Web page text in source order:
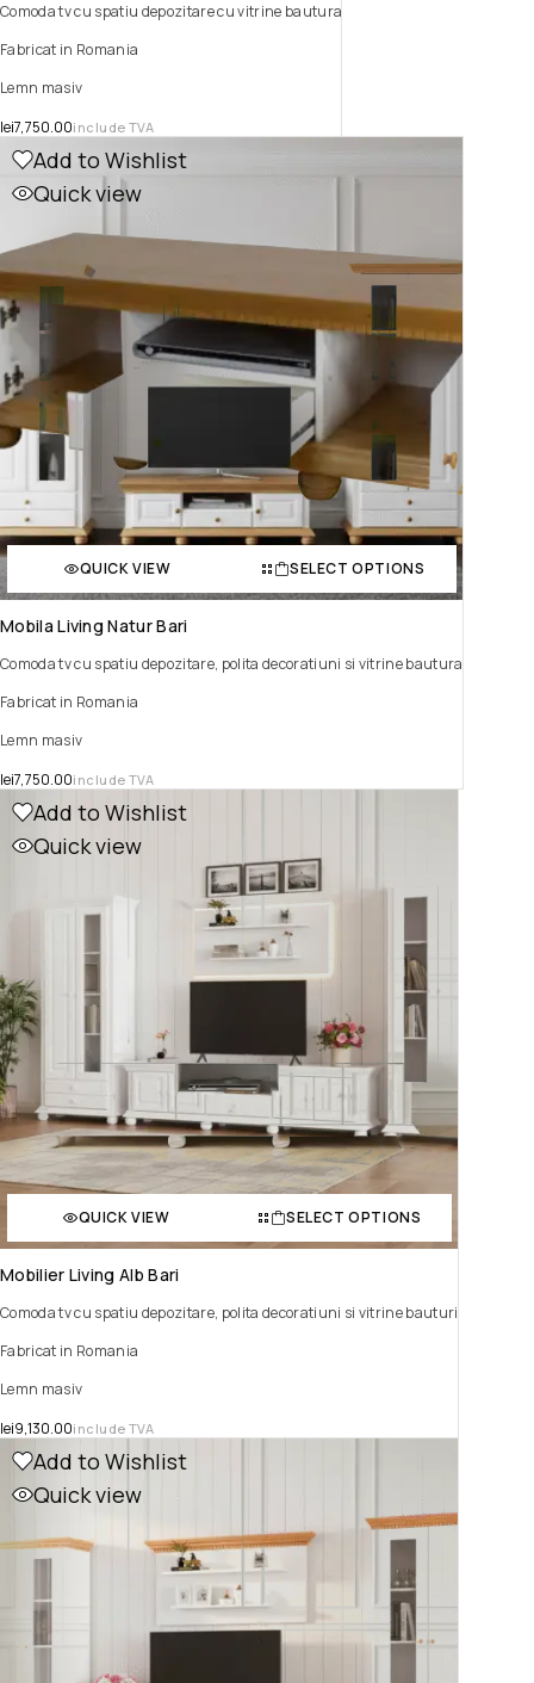
Comoda tv cu spatiu depozitare cu vitrine bautura
Fabricat in Romania
Lemn masiv
lei7,750.00include TVA
Add to Wishlist
Quick view
QUICK VIEW SELECT OPTIONS
Mobila Living Natur Bari
Comoda tv cu spatiu depozitare, polita decoratiuni si vitrine bautura
Fabricat in Romania
Lemn masiv
lei7,750.00include TVA
Add to Wishlist
Quick view
QUICK VIEW SELECT OPTIONS
Mobilier Living Alb Bari
Comoda tv cu spatiu depozitare, polita decoratiuni si vitrine bauturi
Fabricat in Romania
Lemn masiv
lei9,130.00include TVA
Add to Wishlist
Quick view